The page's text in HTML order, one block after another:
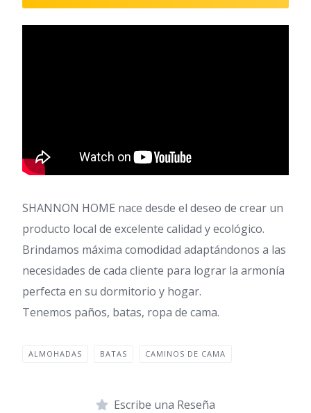
SHANNON HOME nace desde el deseo de crear un
producto local de excelente calidad y ecológico.
Brindamos máxima comodidad adaptándonos a las
necesidades de cada cliente para lograr la armonía
perfecta en su dormitorio y hogar.
Tenemos paños, batas, ropa de cama.
ALMOHADAS BATAS CAMINOS DE CAMA
Escribe una Reseña